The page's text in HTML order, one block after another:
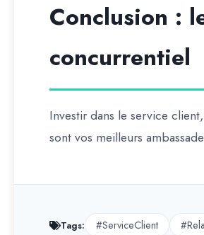
Conclusion :
concurrentiel
Investir dans le service
sont vos meilleurs
Tags: #ServiceClient